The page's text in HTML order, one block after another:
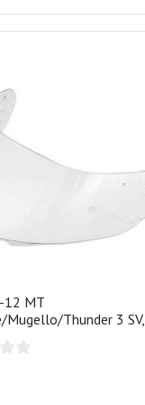
12 MT
Mugello/Thunder 3 SV,